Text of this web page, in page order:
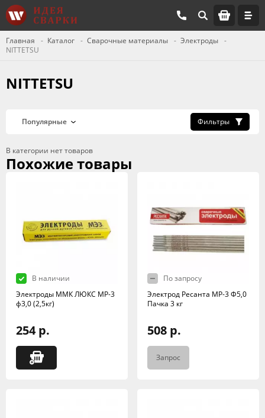
Главная Каталог Сварочные материалы
Электроды
NITTETSU
NITTETSU
Фильтры
В категории нет товаров
Похожие товары
В наличии
Электроды ММК ЛЮКС МР-3
ф3,0 (2,5кг)
254 р.
По запросу
Электрод Ресанта МР-3 Ф5,0
Пачка 3 кг
508 р.
Запрос